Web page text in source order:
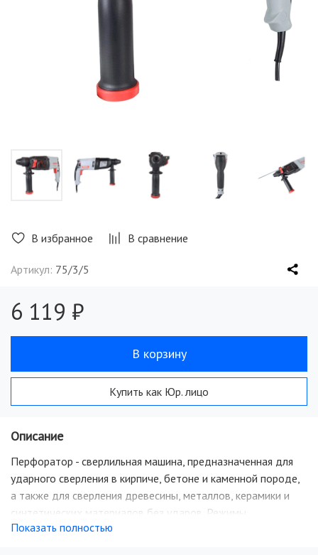
В избранное В сравнение
Артикул: 75/3/5
Описание
Перфоратор - сверлильная машина, предназначенная для
ударного сверления в кирпиче, бетоне и каменной породе,
а также для сверления древесины, металлов, керамики и
синтетических материалов без ударов. Режимы
подбираются исходя из типа работ, которые нужно
Показать полностью
6 119 ₽
В корзину
Купить как Юр. лицо